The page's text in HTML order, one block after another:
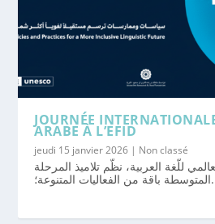
JOURNÉE
ARABE À L’EFID
jeudi 15 janvier 2026 | Non classé
للّغة العربية، نظّم تلاميذ المرحلة